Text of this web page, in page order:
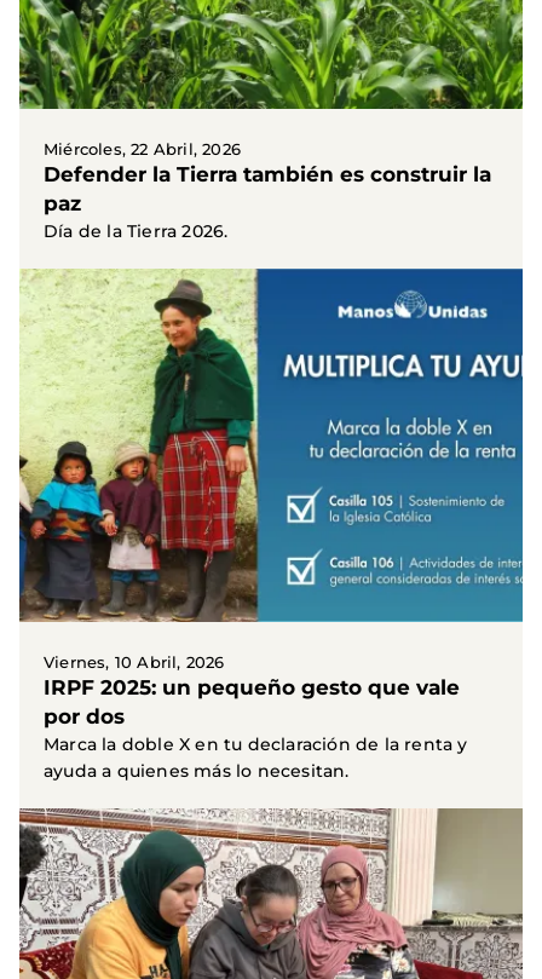
Miércoles, 22 Abril, 2026
Defender la Tierra también es construir la
paz
Día de la Tierra 2026.
Viernes, 10 Abril, 2026
IRPF 2025: un pequeño gesto que vale
por dos
Marca la doble X en tu declaración de la renta y
ayuda a quienes más lo necesitan.